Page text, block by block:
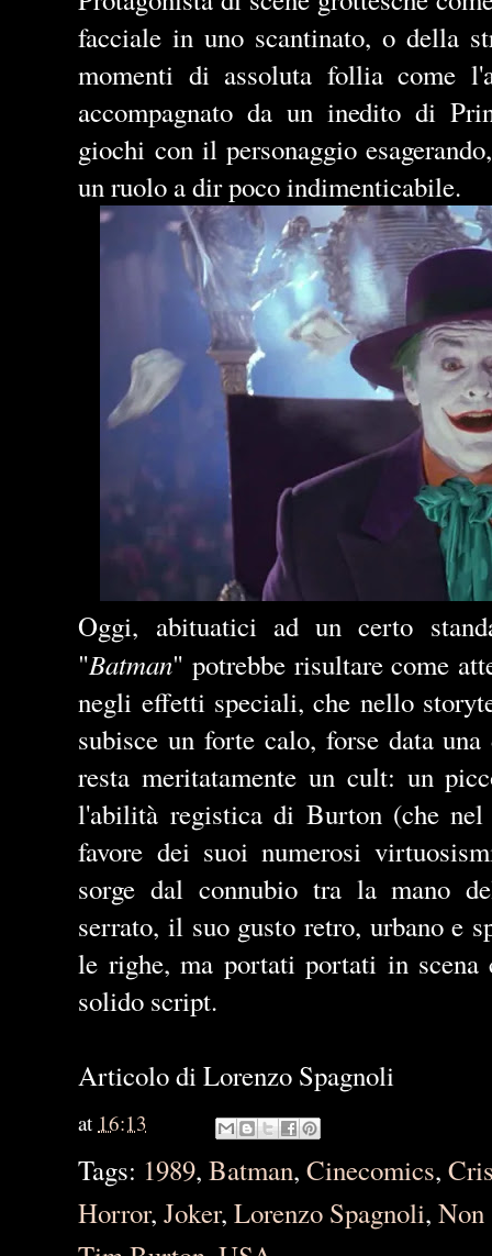
facciale in uno scantinato, o della
momenti di assoluta follia come
accompagnato da un inedito di
giochi con il personaggio
un ruolo a dir poco indimenticabile.
Oggi, abituatici ad un certo
"Batman" potrebbe risultare come
negli effetti speciali, che nello
subisce un forte calo, forse data
resta meritatamente un cult: un
l'abilità registica di Burton (che
favore dei suoi numerosi
sorge dal connubio tra la mano
serrato, il suo gusto retro, urbano e
le righe, ma portati portati in scena
solido script.
Articolo di Lorenzo Spagnoli
at 16:13
Tags: 1989,Batman,Cinecomics,
Horror,Joker,Lorenzo Spagnoli,Non